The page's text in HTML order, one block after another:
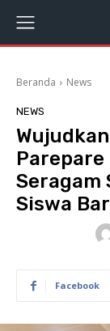
Beranda News
NEWS
Parepare
Seragam
Siswa
Facebook